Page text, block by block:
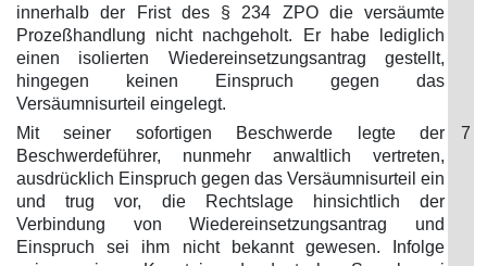
innerhalb der Frist des § 234 ZPO die versäumte
Prozeßhandlung nicht nachgeholt. Er habe lediglich
einen isolierten Wiedereinsetzungsantrag gestellt,
hingegen keinen Einspruch gegen das
Versäumnisurteil eingelegt.
Mit seiner sofortigen Beschwerde legte der
Beschwerdeführer, nunmehr anwaltlich vertreten,
ausdrücklich Einspruch gegen das Versäumnisurteil ein
und trug vor, die Rechtslage hinsichtlich der
Verbindung von Wiedereinsetzungsantrag und
Einspruch sei ihm nicht bekannt gewesen. Infolge
7